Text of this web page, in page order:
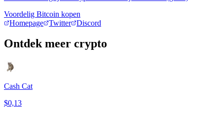
Voordelig Bitcoin kopen
Homepage
Twitter Discord
Ontdek meer crypto
Cash Cat
$0,13